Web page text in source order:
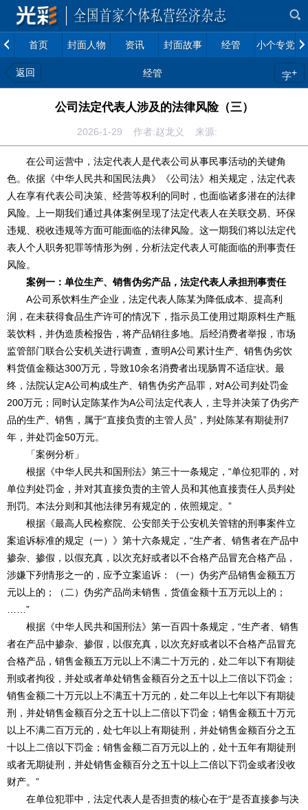
首页 封面人物 资讯 封面故事 经管 小个专党建
返回 经管 字+
公司法定代表人涉及的法律风险（三）
2026-1-29 作者:赵龙义 来源:
在公司运营中，法定代表人是代表公司从事民事活动的关键角
色。依据《中华人民共和国民法典》《公司法》相关规定，法定代表
人在享有代表公司决策、经营等权利的同时，也面临诸多潜在的法律
风险。上一期我们通过具体案例呈现了法定代表人在关联交易、环保
违规、税收违规等方面可能面临的法律风险。这一期我们将以法定代
表人个人职务犯罪等情形为例，分析法定代表人可能面临的刑事责任
风险。
案例一：单位生产、销售伪劣产品，法定代表人承担刑事责任
A公司系饮料生产企业，法定代表人陈某为降低成本、提高利
润，在未获得食品生产许可的情况下，指示员工使用过期原料生产瓶
装饮料，并伪造质检报告，将产品销往多地。后经消费者举报，市场
监管部门联合公安机关进行调查，查明A公司累计生产、销售伪劣饮
料货值金额达300万元，导致10余名消费者出现肠胃不适症状。最
终，法院认定A公司构成生产、销售伪劣产品罪，对A公司判处罚金
200万元；同时认定陈某作为A公司法定代表人，主导并决策了伪劣产
品的生产、销售，属于“直接负责的主管人员”，判处陈某有期徒刑7
年，并处罚金50万元。
「案例分析」
根据《中华人民共和国刑法》第三十一条规定，“单位犯罪的，对
单位判处罚金，并对其直接负责的主管人员和其他直接责任人员判处
刑罚。本法分则和其他法律另有规定的，依照规定。”
根据《最高人民检察院、公安部关于公安机关管辖的刑事案件立
案追诉标准的规定（一）》第十六条规定，“生产者、销售者在产品中
掺杂、掺假，以假充真，以次充好或者以不合格产品冒充合格产品，
涉嫌下列情形之一的，应予立案追诉：（一）伪劣产品销售金额五万
元以上的；（二）伪劣产品尚未销售，货值金额十五万元以上的；
……”
根据《中华人民共和国刑法》第一百四十条规定，“生产者、销售
者在产品中掺杂、掺假，以假充真，以次充好或者以不合格产品冒充
合格产品，销售金额五万元以上不满二十万元的，处二年以下有期徒
刑或者拘役，并处或者单处销售金额百分之五十以上二倍以下罚金；
销售金额二十万元以上不满五十万元的，处二年以上七年以下有期徒
刑，并处销售金额百分之五十以上二倍以下罚金；销售金额五十万元
以上不满二百万元的，处七年以上有期徒刑，并处销售金额百分之五
十以上二倍以下罚金；销售金额二百万元以上的，处十五年有期徒刑
或者无期徒刑，并处销售金额百分之五十以上二倍以下罚金或者没收
财产。”
在单位犯罪中，法定代表人是否担责的核心在于“是否直接参与决